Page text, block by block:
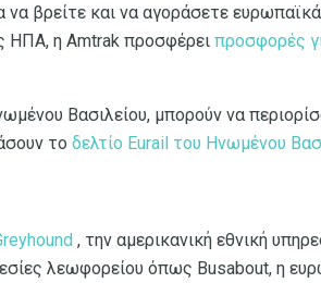
να βρείτε και να αγοράσετε
ΗΠΑ, η Amtrak προσφέρει προσφορές
Βασιλείου, μπορούν να
το δελτίο Eurail του Ηνωμένου
, την αμερικανική εθνική
λεωφορείου όπως Busabout, η